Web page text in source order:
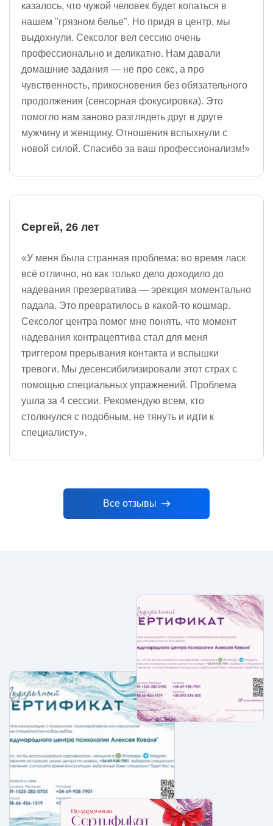
казалось, что чужой человек будет копаться в
нашем "грязном белье". Но придя в центр, мы
выдохнули. Сексолог вел сессию очень
профессионально и деликатно. Нам давали
домашние задания — не про секс, а про
чувственность, прикосновения без обязательного
продолжения (сенсорная фокусировка). Это
помогло нам заново разглядеть друг в друге
мужчину и женщину. Отношения вспыхнули с
новой силой. Спасибо за ваш профессионализм!»
Сергей, 26 лет
«У меня была странная проблема: во время ласк
всё отлично, но как только дело доходило до
надевания презерватива — эрекция моментально
падала. Это превратилось в какой-то кошмар.
Сексолог центра помог мне понять, что момент
надевания контрацептива стал для меня
триггером прерывания контакта и вспышки
тревоги. Мы десенсибилизировали этот страх с
помощью специальных упражнений. Проблема
ушла за 4 сессии. Рекомендую всем, кто
столкнулся с подобным, не тянуть и идти к
специалисту».
Все отзывы